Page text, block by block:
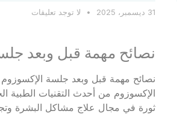
31 ديسمبر، 2025 لا توجد تعليقات
نصائح مهمة قبل وبعد
نصائح مهمة قبل وبعد جلسة
الإكسوزوم من أحدث التقنيات الطبية
ثورة في مجال علاج مشاكل البشرة